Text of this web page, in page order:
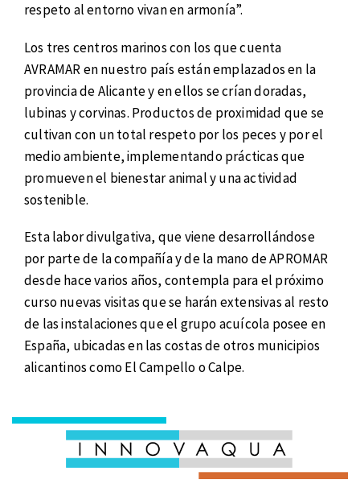
respeto al entorno vivan en armonía”.
Los tres centros marinos con los que cuenta
AVRAMAR en nuestro país están emplazados en la
provincia de Alicante y en ellos se crían doradas,
lubinas y corvinas. Productos de proximidad que se
cultivan con un total respeto por los peces y por el
medio ambiente, implementando prácticas que
promueven el bienestar animal y una actividad
sostenible.
Esta labor divulgativa, que viene desarrollándose
por parte de la compañía y de la mano de APROMAR
desde hace varios años, contempla para el próximo
curso nuevas visitas que se harán extensivas al resto
de las instalaciones que el grupo acuícola posee en
España, ubicadas en las costas de otros municipios
alicantinos como El Campello o Calpe.